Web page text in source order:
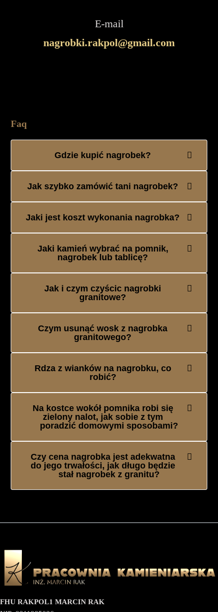
E-mail
nagrobki.rakpol@gmail.com
Faq
Gdzie kupić nagrobek?
Jak szybko zamówić tani nagrobek?
Jaki jest koszt wykonania nagrobka?
Jaki kamień wybrać na pomnik,
nagrobek lub tablicę?
Jak i czym czyścic nagrobki
granitowe?
Czym usunąć wosk z nagrobka
granitowego?
Rdza z wianków na nagrobku, co
robić?
Na kostce wokół pomnika robi się
zielony nalot, jak sobie z tym
poradzić domowymi sposobami?
Czy cena nagrobka jest adekwatna
do jego trwałości, jak długo będzie
stał nagrobek z granitu?
FHU RAKPOL1 MARCIN RAK